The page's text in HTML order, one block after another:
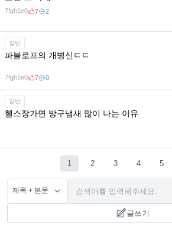
7fgh1e0 7 2
일반
파블로프의 개병신ㄷㄷ
7fgh1e0 7 0
일반
헬스장가면 방구냄새 많이 나는 이유
1 2 3 4 5
글쓰기